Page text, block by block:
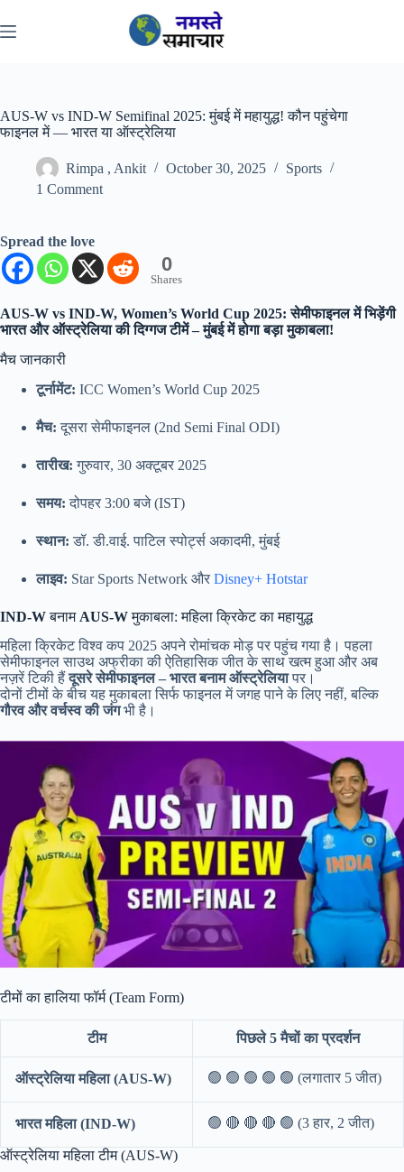
to
content
AUS-W vs IND-W Semifinal 2025: मुंबई में महायुद्ध! कौन पहुंचेगा
फाइनल में — भारत या ऑस्ट्रेलिया
Rimpa , Ankit October 30, 2025
Sports
1 Comment
Spread the love
0
Shares
AUS-W vs IND-W, Women’s World Cup 2025: सेमीफाइनल में भिड़ेंगी
भारत और ऑस्ट्रेलिया की दिग्गज टीमें – मुंबई में होगा बड़ा मुकाबला!
मैच जानकारी
टूर्नामेंट: ICC Women’s World Cup 2025
मैच: दूसरा सेमीफाइनल (2nd Semi Final ODI)
तारीख: गुरुवार, 30 अक्टूबर 2025
समय: दोपहर 3:00 बजे (IST)
स्थान: डॉ. डी.वाई. पाटिल स्पोर्ट्स अकादमी, मुंबई
लाइव: Star Sports Network और Disney+ Hotstar
IND-Wबनाम AUS-Wमुकाबला: महिला क्रिकेट का महायुद्ध
महिला क्रिकेट विश्व कप 2025 अपने रोमांचक मोड़ पर पहुंच गया है। पहला
सेमीफाइनल साउथ अफ्रीका की ऐतिहासिक जीत के साथ खत्म हुआ और अब
नज़रें टिकी हैंदूसरे सेमीफाइनल – भारत बनाम ऑस्ट्रेलियापर।
दोनों टीमों के बीच यह मुकाबला सिर्फ फाइनल में जगह पाने के लिए नहीं, बल्कि
गौरव और वर्चस्व की जंगभी है।
टीमों का हालिया फॉर्म (Team Form)
टीम पिछले 5 मैचों का प्रदर्शन
ऑस्ट्रेलिया महिला (AUS-W) 🟢 🟢 🟢 🟢 🟢 (लगातार 5 जीत)
भारत महिला (IND-W) 🟢 🔴 🔴 🔴 🟢 (3 हार, 2 जीत)
ऑस्ट्रेलिया महिला टीम (AUS-W)